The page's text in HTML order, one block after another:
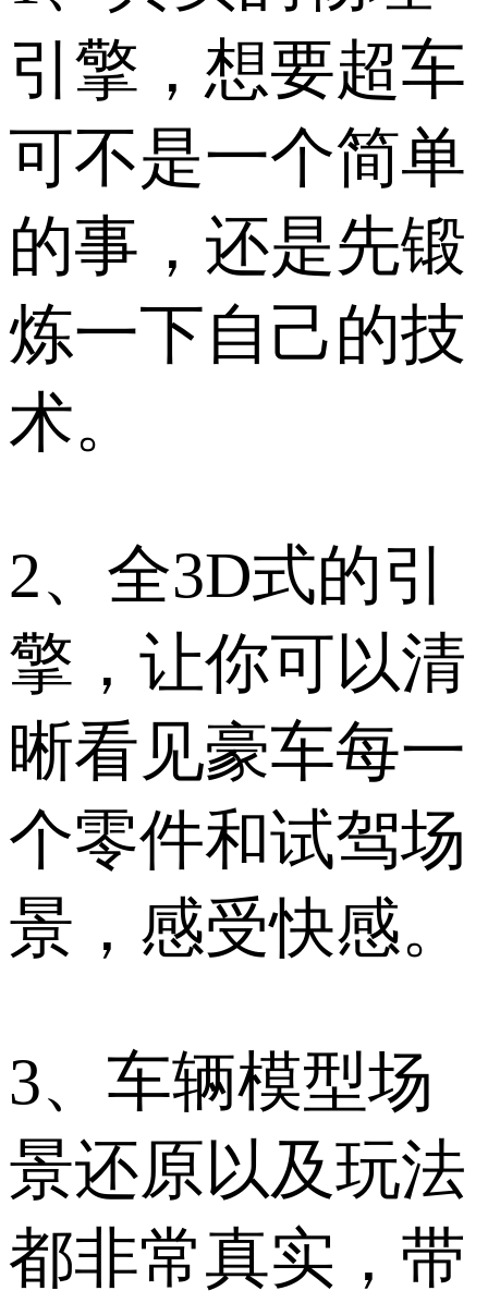
引擎，想要超车
可不是一个简单
的事，还是先锻
炼一下自己的技
术。
2、全3D式的引
擎，让你可以清
晰看见豪车每一
个零件和试驾场
景，感受快感。
3、车辆模型场
景还原以及玩法
都非常真实，带